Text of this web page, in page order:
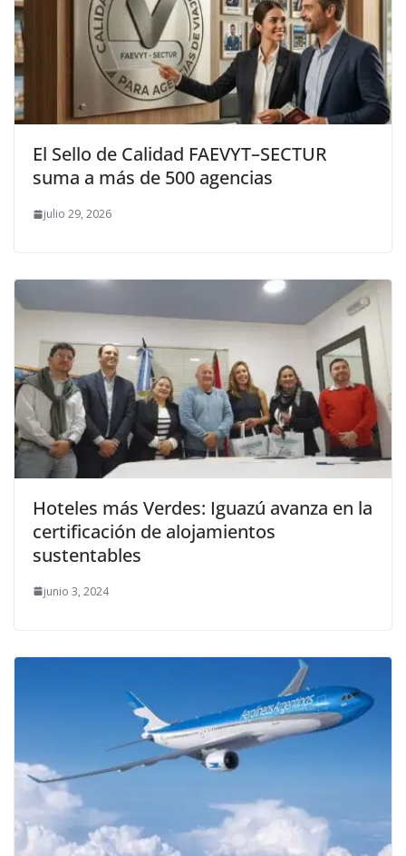
El Sello de Calidad FAEVYT–SECTUR
suma a más de 500 agencias
julio 29, 2026
Hoteles más Verdes: Iguazú avanza en la
certificación de alojamientos
sustentables
junio 3, 2024